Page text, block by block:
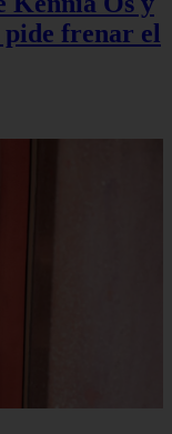
pide frenar el